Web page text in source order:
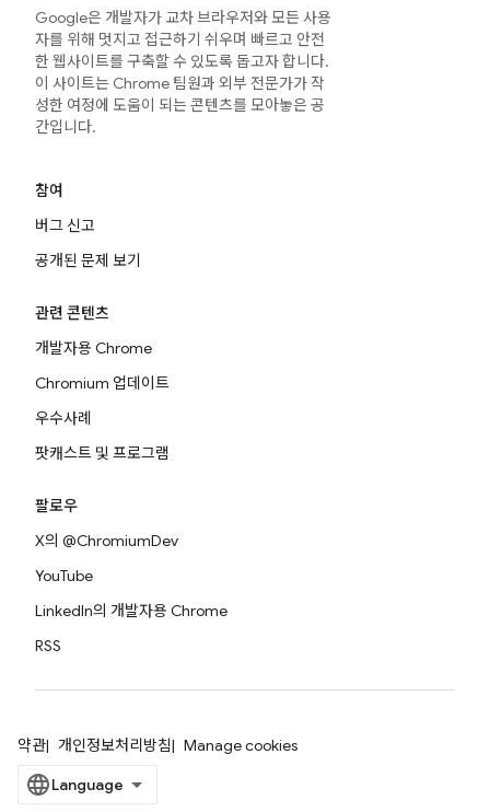
Google은 개발자가 교차 브라우저와 모든 사용
자를 위해 멋지고 접근하기 쉬우며 빠르고 안전
한 웹사이트를 구축할 수 있도록 돕고자 합니다.
이 사이트는 Chrome 팀원과 외부 전문가가 작
성한 여정에 도움이 되는 콘텐츠를 모아놓은 공
간입니다.
참여
버그 신고
공개된 문제 보기
관련 콘텐츠
개발자용 Chrome
Chromium 업데이트
우수사례
팟캐스트 및 프로그램
팔로우
X의 @ChromiumDev
YouTube
LinkedIn의 개발자용 Chrome
RSS
약관 개인정보처리방침 Manage cookies